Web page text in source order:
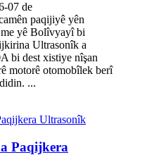
07 de
paqijiyê yên
yê Bolîvyayî bi
Ultrasonîk a
bi dest xistiye nîşan
motorê otomobîlek berî
...
Paqijkera